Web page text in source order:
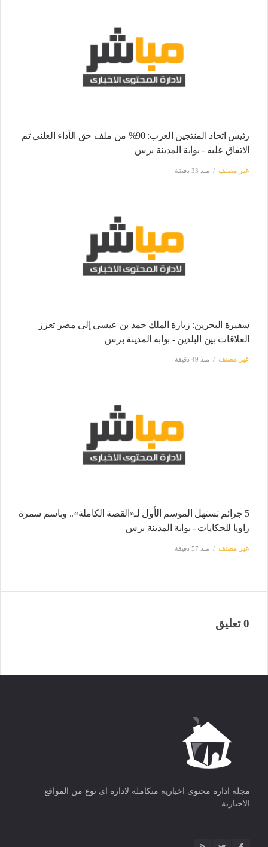
رئيس اتحاد المنتجين العرب: 90% من ملف حق الأداء العلني تم
الاتفاق عليه - بوابة المدينة برس
غير مصنف منذ 33 دقيقة
سفيرة البحرين: زيارة الملك حمد بن عيسى إلى مصر تعزز
العلاقات بين البلدين - بوابة المدينة برس
غير مصنف منذ 49 دقيقة
5 جرائم تستهل الموسم الأول لـ«القصة الكاملة».. وباسم سمرة
راويا للحكايات - بوابة المدينة برس
غير مصنف منذ 57 دقيقة
0 تعليق
مجلة ادارة محتوى اخبارية متكاملة لادارة اى نوع من المواقع
الاخبارية